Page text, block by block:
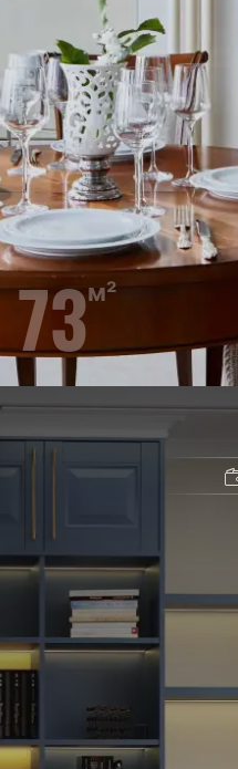
73м²